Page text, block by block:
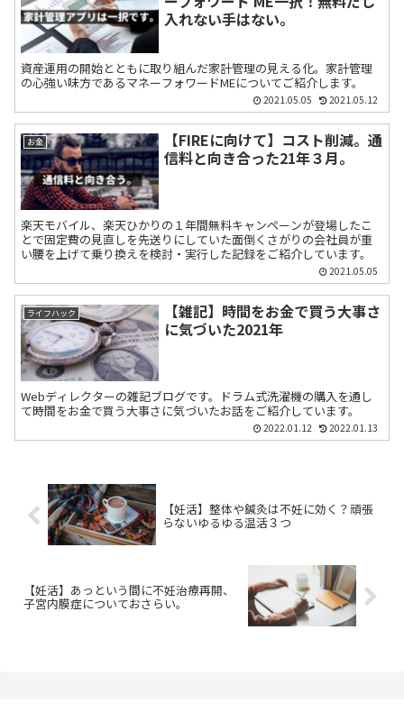
入れない手はない。
資産運用の開始とともに取り組んだ家計管理の見える化。家計管理
の心強い味方であるマネーフォワードMEについてご紹介します。
2021.05.05 2021.05.12
お金
【FIREに向けて】コスト削減。通
信料と向き合った21年３月。
楽天モバイル、楽天ひかりの１年間無料キャンペーンが登場したこ
とで固定費の見直しを先送りにしていた面倒くさがりの会社員が重
い腰を上げて乗り換えを検討・実行した記録をご紹介しています。
2021.05.05
ライフハック
【雑記】時間をお金で買う大事さ
に気づいた2021年
Webディレクターの雑記ブログです。ドラム式洗濯機の購入を通し
て時間をお金で買う大事さに気づいたお話をご紹介しています。
2022.01.12 2022.01.13
【妊活】整体や鍼灸は不妊に効く？頑張
らないゆるゆる温活３つ
【妊活】あっという間に不妊治療再開、
子宮内膜症についておさらい。